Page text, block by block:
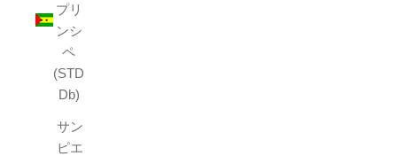
プリ
ンシ
ペ
(STD
Db)
サン
ピエ